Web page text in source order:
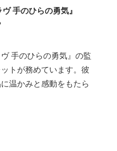
手のひらの勇気』
ヴ 手のひらの勇気』の監
トが務めています。彼
温かみと感動をもたら